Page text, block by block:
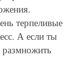
терпеливые
А если ты